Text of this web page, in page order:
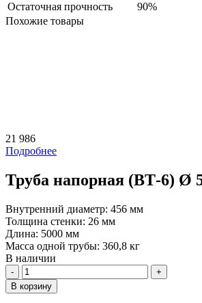
Остаточная прочность
90%
Похожие товары
21 986
Подробнее
Труба напорная (ВТ-6) Ø
Внутренний диаметр: 456 мм
Толщина стенки: 26 мм
Длина: 5000 мм
Масса одной трубы: 360,8 кг
В наличии
Количество
В корзину